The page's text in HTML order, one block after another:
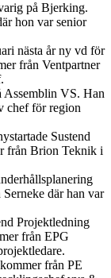
på Bjerking.
hon var senior
nästa år ny vd för
från Ventpartner
Assemblin VS. Han
chef för region
Sustend
från Brion Teknik i
där han var
Projektledning
från EPG
från PE